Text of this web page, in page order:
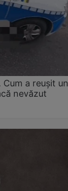
a reușit un
nevăzut